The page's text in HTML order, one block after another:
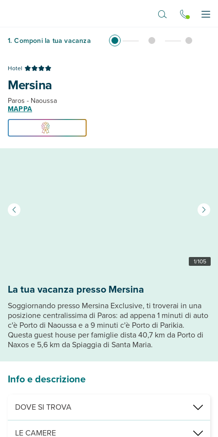
1. Componi la tua vacanza
Hotel
Mersina
Paros - Naoussa
MAPPA
1/105
La tua vacanza presso Mersina
Soggiornando presso Mersina Exclusive, ti troverai in una
posizione centralissima di Paros: ad appena 1 minuti di auto
c'è Porto di Naoussa e a 9 minuti c'è Porto di Parikia.
Questa guest house per famiglie dista 40,7 km da Porto di
Naxos e 5,6 km da Spiaggia di Santa Maria.
Info e descrizione
DOVE SI TROVA
Nelle vicinanze di: Spiaggia di Piperi
LE CAMERE